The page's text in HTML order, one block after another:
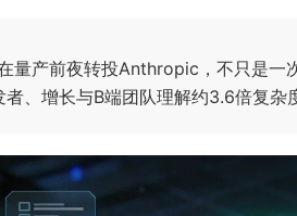
量产前夜转投Anthropic，不只是一
、增长与B端团队理解约3.6倍复